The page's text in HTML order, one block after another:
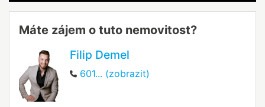
Máte zájem o tuto nemovitost?
Filip Demel
601... (zobrazit)